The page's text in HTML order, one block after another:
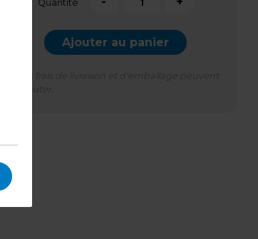
Quantité
Ajouter au panier